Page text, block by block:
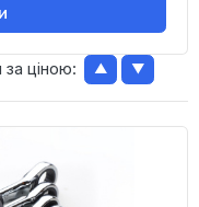
ціною: ▲ ▼